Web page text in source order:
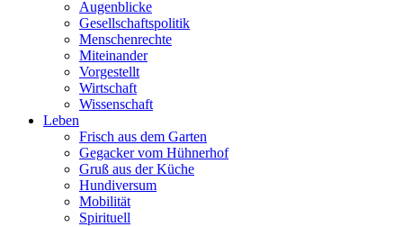
Augenblicke
Gesellschaftspolitik
Menschenrechte
Miteinander
Vorgestellt
Wirtschaft
Wissenschaft
Leben
Frisch aus dem Garten
Gegacker vom Hühnerhof
Gruß aus der Küche
Hundiversum
Mobilität
Spirituell